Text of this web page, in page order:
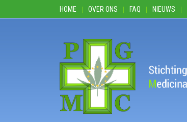
HOME OVER ONS FAQ NIEUWS